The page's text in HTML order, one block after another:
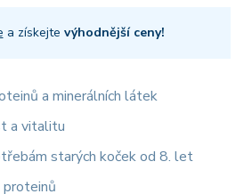
a získejte výhodnější ceny!
a minerálních látek
a vitalitu
starých koček od 8. let
proteinů